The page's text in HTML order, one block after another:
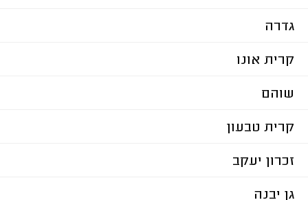
גדרה
קרית אונו
שוהם
קרית טבעון
זכרון יעקב
גן יבנה